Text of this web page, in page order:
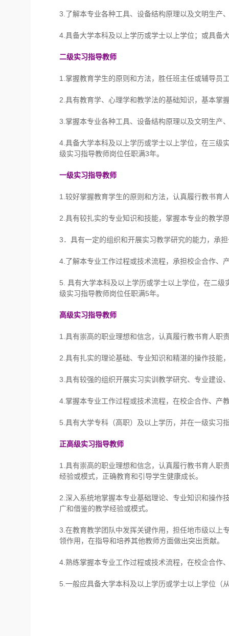
3.了解本专业各种工具、设备结构原理以及文明生产
4.具备大学本科及以上学历或学士以上学位；或具备
二级实习指导教师
1.掌握教育学生的原则和方法，胜任班主任或辅导员
2.具有教育学、心理学和教学法的基础知识，基本掌
3.掌握本专业各种工具、设备结构原理以及文明生产
4.具备大学本科及以上学历或学士以上学位，在三级
级实习指导教师岗位任职满3年。
一级实习指导教师
1.较好掌握教育学生的原则和方法，认真履行教书育
2.具有较扎实的专业知识和技能，掌握本专业的教学
3．具有一定的组织和开展实习教学研究的能力，承
4.了解本专业工作过程或技术流程，承担校企合作、
5. 具有大学本科及以上学历或学士以上学位，在二
级实习指导教师岗位任职满5年。
高级实习指导教师
1.具有崇高的职业理想和信念，认真履行教书育人职
2.具有扎实的理论基础、专业知识和精湛的操作技能
3.具有较强的组织开展实习实训教学研究、专业建设
4.掌握本专业工作过程或技术流程，在校企合作、产
5.具有大学专科（高职）及以上学历，并在一级实习
正高级实习指导教师
1.具有崇高的职业理想和信念，认真履行教书育人职
经验或模式，正确教育和引导学生健康成长。
2.深入系统地掌握本专业基础理论、专业知识和操作
广和借鉴的教学经验或模式。
3.在教育教学团队中发挥关键作用，担任地市级以上
领作用，在指导和培养其他教师方面做出突出贡献。
4.熟练掌握本专业工作过程或技术流程，在校企合作
5.一般应具备大学本科及以上学历或学士以上学位（